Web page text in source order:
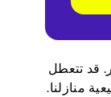
قد تتعطل
منازلنا.